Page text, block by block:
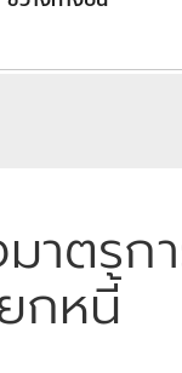
มาตร
กหนี้